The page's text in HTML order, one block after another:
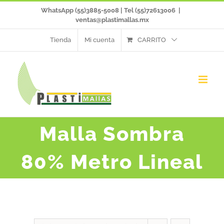
WhatsApp (55)3885-5008 | Tel (55)72613006
ventas@plastimallas.mx
Tienda Mi cuenta CARRITO
Malla Sombra
80% Metro Lineal